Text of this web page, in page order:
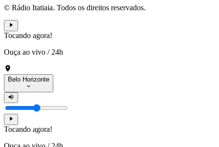
© Rádio Itatiaia. Todos os direitos reservados.
Tocando agora!
Ouça ao vivo / 24h
Belo Horizonte
Tocando agora!